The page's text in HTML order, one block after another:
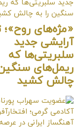
ترند
را به